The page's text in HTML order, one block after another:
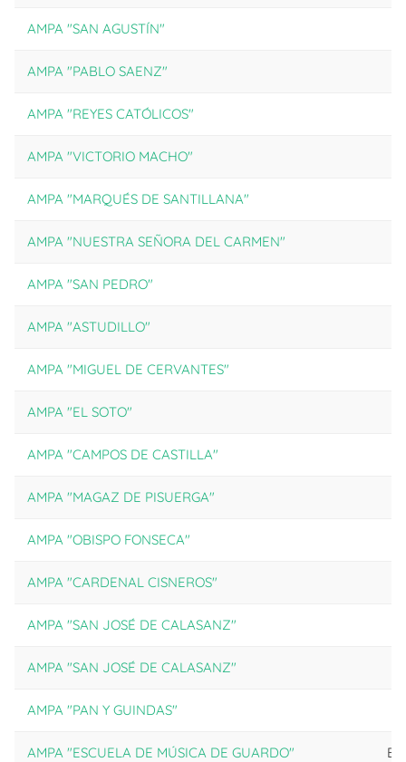
AMPA "SAN AGUSTÍN"
AMPA "PABLO SAENZ"
AMPA "REYES CATÓLICOS"
AMPA "VICTORIO MACHO"
AMPA "MARQUÉS DE SANTILLANA"
AMPA "NUESTRA SEÑORA DEL CARMEN"
AMPA "SAN PEDRO"
AMPA "ASTUDILLO"
AMPA "MIGUEL DE CERVANTES"
AMPA "EL SOTO"
AMPA "CAMPOS DE CASTILLA"
AMPA "MAGAZ DE PISUERGA"
AMPA "OBISPO FONSECA"
AMPA "CARDENAL CISNEROS"
AMPA "SAN JOSÉ DE CALASANZ"
AMPA "SAN JOSÉ DE CALASANZ"
AMPA "PAN Y GUINDAS"
AMPA "ESCUELA DE MÚSICA DE GUARDO"